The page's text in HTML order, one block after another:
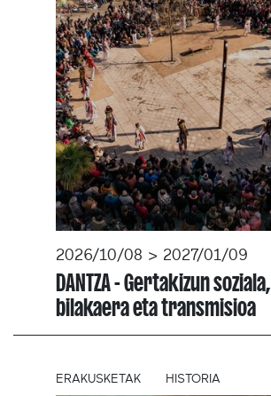
2026/10/08 > 2027/01/09
DANTZA - Gertakizun soziala,
bilakaera eta transmisioa
ERAKUSKETAK HISTORIA